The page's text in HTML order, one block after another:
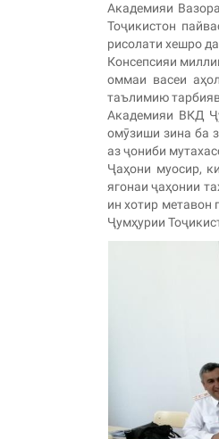
Академияи
Тоҷикистон
рисолати хешро
Консепсияи
оммаи васеи
таълимию
Академияи ВКД
омӯзиши зина ба
аз ҷониби
Ҷаҳони муосир,
ягонаи ҷаҳонии
ин хотир метавон
Ҷумҳурии